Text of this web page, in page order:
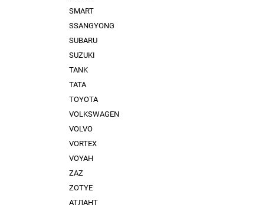
SMART
SSANGYONG
SUBARU
SUZUKI
TANK
TATA
TOYOTA
VOLKSWAGEN
VOLVO
VORTEX
VOYAH
ZAZ
ZOTYE
АТЛАНТ